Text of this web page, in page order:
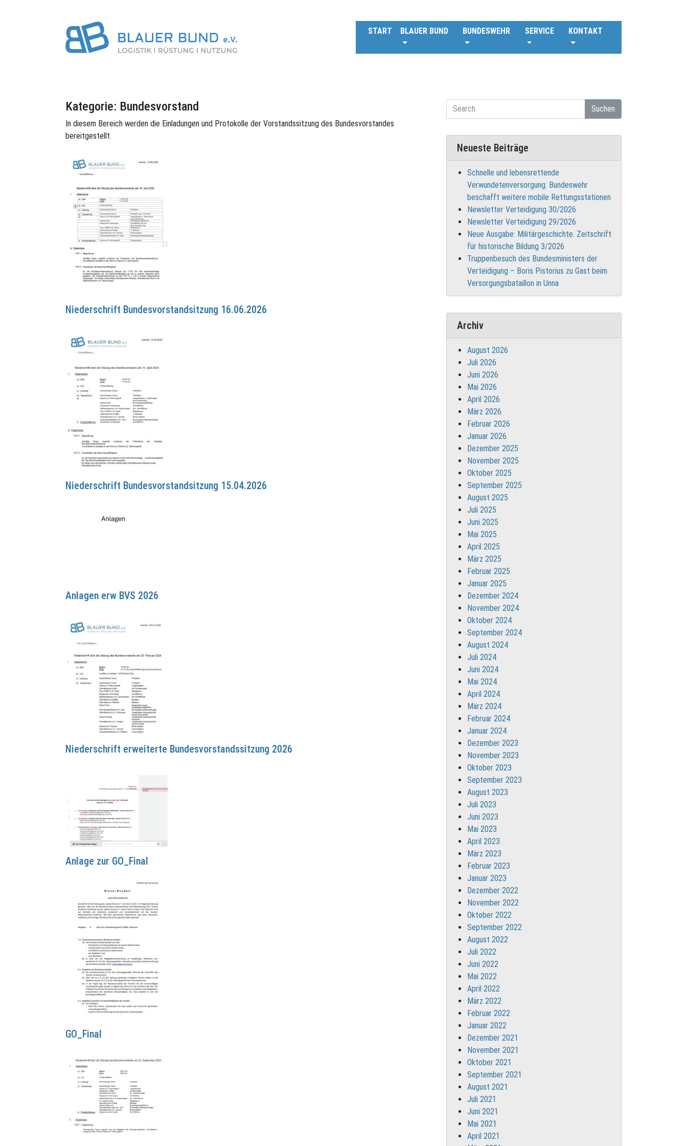
START BLAUER BUND BUNDESWEHR SERVICE KONTAKT
Kategorie: Bundesvorstand
In diesem Bereich werden die Einladungen und Protokolle der Vorstandssitzung des Bundesvorstandes
bereitgestellt.
Niederschrift Bundesvorstandsitzung 16.06.2026
Niederschrift Bundesvorstandsitzung 15.04.2026
Anlagen erw BVS 2026
Niederschrift erweiterte Bundesvorstandssitzung 2026
Anlage zur GO_Final
GO_Final
Suchen
Neueste Beiträge
Schnelle und lebensrettende
Verwundetenversorgung: Bundeswehr
beschafft weitere mobile Rettungsstationen
Newsletter Verteidigung 30/2026
Newsletter Verteidigung 29/2026
Neue Ausgabe: Militärgeschichte. Zeitschrift
für historische Bildung 3/2026
Truppenbesuch des Bundesministers der
Verteidigung – Boris Pistorius zu Gast beim
Versorgungsbataillon in Unna
Archiv
August 2026
Juli 2026
Juni 2026
Mai 2026
April 2026
März 2026
Februar 2026
Januar 2026
Dezember 2025
November 2025
Oktober 2025
September 2025
August 2025
Juli 2025
Juni 2025
Mai 2025
April 2025
März 2025
Februar 2025
Januar 2025
Dezember 2024
November 2024
Oktober 2024
September 2024
August 2024
Juli 2024
Juni 2024
Mai 2024
April 2024
März 2024
Februar 2024
Januar 2024
Dezember 2023
November 2023
Oktober 2023
September 2023
August 2023
Juli 2023
Juni 2023
Mai 2023
April 2023
März 2023
Februar 2023
Januar 2023
Dezember 2022
November 2022
Oktober 2022
September 2022
August 2022
Juli 2022
Juni 2022
Mai 2022
April 2022
März 2022
Februar 2022
Januar 2022
Dezember 2021
November 2021
Oktober 2021
September 2021
August 2021
Juli 2021
Juni 2021
Mai 2021
April 2021